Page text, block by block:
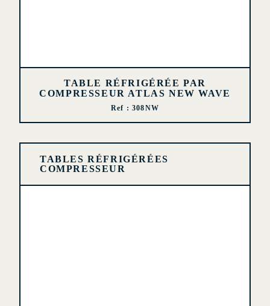
TABLE RÉFRIGÉRÉE PAR
COMPRESSEUR ATLAS NEW WAVE
Ref : 308NW
TABLES RÉFRIGÉRÉES
COMPRESSEUR